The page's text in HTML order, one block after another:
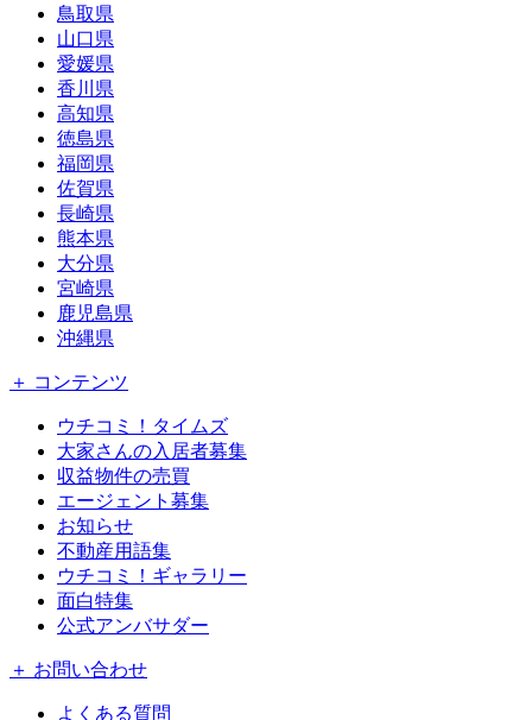
鳥取県
山口県
愛媛県
香川県
高知県
徳島県
福岡県
佐賀県
長崎県
熊本県
大分県
宮崎県
鹿児島県
沖縄県
＋ コンテンツ
ウチコミ！タイムズ
大家さんの入居者募集
収益物件の売買
エージェント募集
お知らせ
不動産用語集
ウチコミ！ギャラリー
面白特集
公式アンバサダー
＋ お問い合わせ
よくある質問